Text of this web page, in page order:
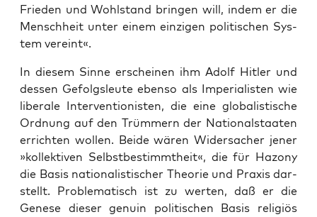
Frie­den und Wohl­stand brin­gen will, indem er die
Mensch­heit unter einem ein­zi­gen poli­ti­schen Sys­
tem vereint«.
In die­sem Sin­ne erschei­nen ihm Adolf Hit­ler und
des­sen Gefolgs­leu­te eben­so als Impe­ria­lis­ten wie
libe­ra­le Inter­ven­tio­nis­ten, die eine glo­ba­lis­ti­sche
Ord­nung auf den Trüm­mern der Natio­nal­staa­ten
errich­ten wol­len. Bei­de wären Wider­sa­cher jener
»kol­lek­ti­ven Selbst­be­stimmt­heit«, die für Hazo­ny
die Basis natio­na­lis­ti­scher Theo­rie und Pra­xis dar­
stellt. Pro­ble­ma­tisch ist zu wer­ten, daß er die
Gene­se die­ser genu­in poli­ti­schen Basis reli­gi­ös